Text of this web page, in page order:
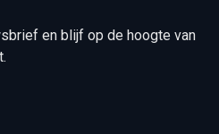
en blijf op de hoogte van